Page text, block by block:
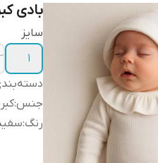
بادی
سایز
۱
جنس:
رنگ: